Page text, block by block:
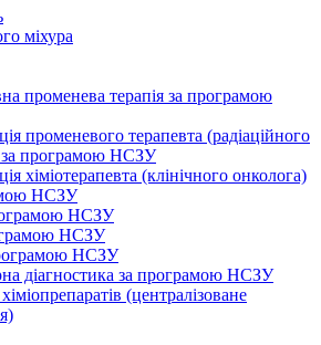
міхура
променева терапія за програмою
променевого терапевта (радіаційного
за програмою НСЗУ
хіміотерапевта (клінічного онколога)
НСЗУ
НСЗУ
НСЗУ
НСЗУ
діагностика за програмою НСЗУ
(централізоване